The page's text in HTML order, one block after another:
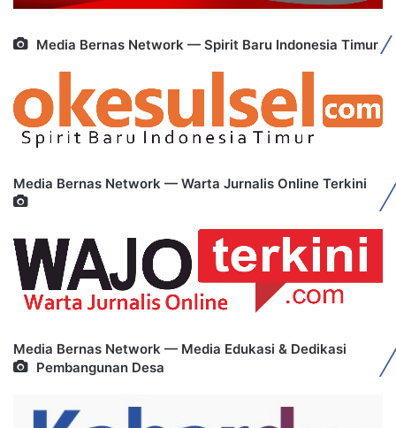
Media Bernas Network — Spirit Baru Indonesia Timur
Media Bernas Network — Warta Jurnalis Online Terkini
Media Bernas Network — Media Edukasi & Dedikasi
Pembangunan Desa